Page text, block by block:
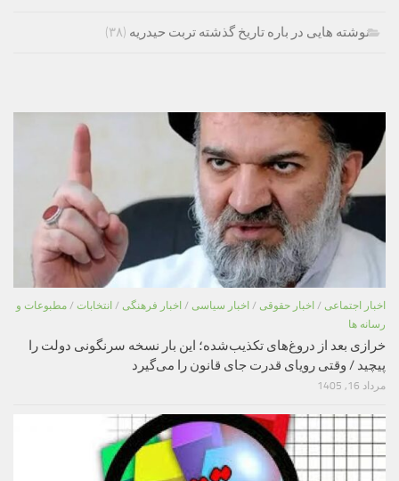
نوشته هایی در باره تاریخ گذشته تربت حیدریه (۳۸)
اخبار اجتماعی / اخبار حقوقی / اخبار سیاسی / اخبار فرهنگی / انتخابات / مطبوعات و
رسانه ها
خرازی بعد از دروغ‌های تکذیب‌شده؛ این بار نسخه سرنگونی دولت را
پیچید / وقتی رویای قدرت جای قانون را می‌گیرد
مرداد 16, 1405